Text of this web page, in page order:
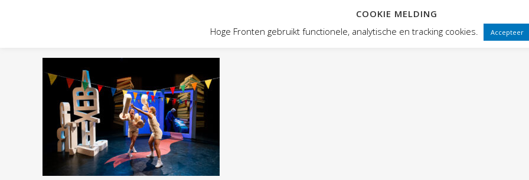
VOORSTELLINGEN PUBLIEKSWERKING
COOKIE MELDING
Hoge Fronten gebruikt functionele, analytische en tracking cookies.
Accepteer